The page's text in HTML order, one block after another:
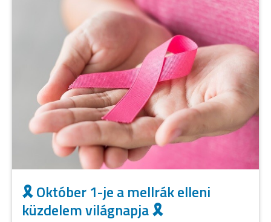
🎗️ Október 1-je a mellrák elleni
küzdelem világnapja 🎗️